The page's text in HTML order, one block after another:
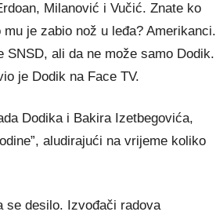
Milanović i Vučić. Znate ko
je zabio nož u leđa? Amerikanci.
SNSD, ali da ne može samo Dodik.
je Dodik na Face TV.
Dodika i Bakira Izetbegovića,
aludirajući na vrijeme koliko
desilo. Izvođači radova